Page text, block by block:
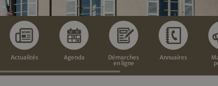
Actualités Agenda
Démarches
en ligne
Annuaires